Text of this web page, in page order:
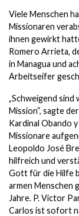
Viele Menschen
Missionaren
ihnen gewirkt
Romero Arrieta,
in Managua und
Arbeitseifer
„Schweigend sind
Mission“, sagte
Kardinal Obando
Missionare
Leopoldo José
hilfreich und
Gott für die Hilfe
armen Menschen
Jahre. P. Victor
Carlos ist sofort